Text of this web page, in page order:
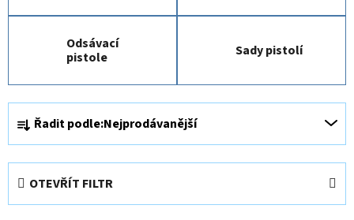
Odsávací
pistole
Sady pistolí
Ř
a
z
e
n
í
Řadit podle:Nejprodávanější
OTEVŘÍT FILTR